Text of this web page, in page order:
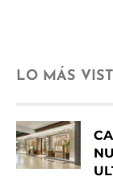
LO MÁS